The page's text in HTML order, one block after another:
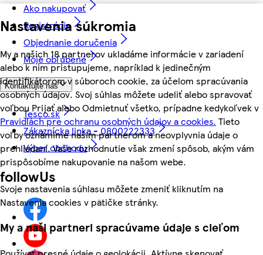
Nastavenia súkromia
My a našich 18 partnerov ukladáme informácie v zariadení
alebo k nim pristupujeme, napríklad k jedinečným
identifikátorom v súboroch cookie, za účelom spracúvania
osobných údajov. Svoj súhlas môžete udeliť alebo spravovať
voľbou Prijať alebo Odmietnuť všetko, prípadne kedykoľvek v
Pravidlách pre ochranu osobných údajov a cookies. Tieto
voľby oznámime našim partnerom a neovplyvnia údaje o
prehliadaní. Vaše rozhodnutie však zmení spôsob, akým vám
prispôsobíme nakupovanie na našom webe.
Svoje nastavenia súhlasu môžete zmeniť kliknutím na
Nastavenia cookies v pätičke stránky.
My a naši partneri spracúvame údaje s cieľom
Ako nakupovať
Registrácia
Objednanie doručenia
Moje obľúbené
Kontaktujte nás
Tesco.sk
Zákaznícka linka - 0800222333
Výber obchodu
followUs